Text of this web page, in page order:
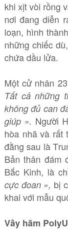
khi xịt vòi rồng
nơi đang diễn
loạn, hình
những chiếc
chứa dầu lửa.
Một cử nhân
Tất cả những
không đủ can
giúp ». Người
hòa nhã và rất
đằng sau là
Bản thân đám
Bắc Kinh, là
cực đoan », bị
khai với mẫu
Vây hãm